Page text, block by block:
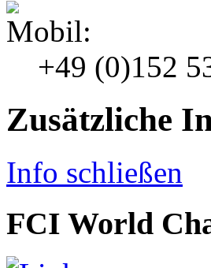
+49 (0)152
Zusätzliche
Info schließen
FCI World